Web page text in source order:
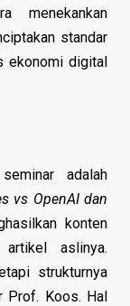
menekankan
standar
ekonomi digital
adalah
vs OpenAI dan
konten
aslinya.
strukturnya
Prof. Koos. Hal